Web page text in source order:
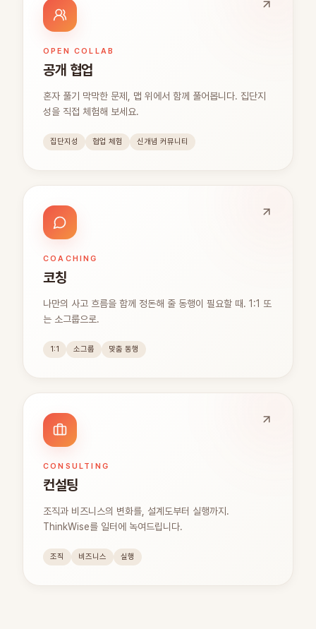
OPEN COLLAB
공개 협업
혼자 풀기 막막한 문제, 맵 위에서 함께 풀어봅니다. 집단지
성을 직접 체험해 보세요.
집단지성 협업 체험 신개념 커뮤니티
COACHING
코칭
나만의 사고 흐름을 함께 정돈해 줄 동행이 필요할 때. 1:1 또
는 소그룹으로.
1:1 소그룹 맞춤 동행
CONSULTING
컨설팅
조직과 비즈니스의 변화를, 설계도부터 실행까지.
ThinkWise를 일터에 녹여드립니다.
조직 비즈니스 실행